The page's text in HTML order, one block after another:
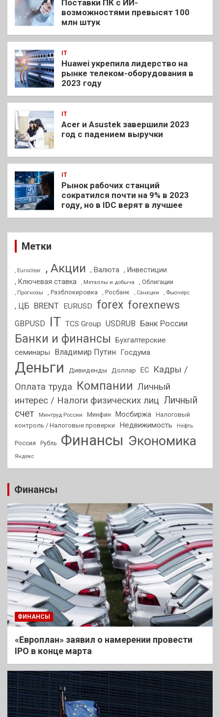
Поставки ПК с ИИ-
возможностями превысят 100
млн штук
IT
Huawei укрепила лидерство на
рынке телеком-оборудования в
2023 году
IT
Acer и Asustek завершили 2023
год с падением выручки
IT
Рынок рабочих станций
сократился почти на 9% в 2023
году, но в IDC верят в лучшее
Метки
, Euroclear , Акции , Валюта , Инвестиции
, Ключевая ставка
, Металлы и добыча , Облигации
, Прогнозы , Разблокировка , Росбанк , Санкции , Фьючерс
, ЦБ BRENT EURUSD forex forexnews
GBPUSD IT TCS Group USDRUB Банк России
Банки и финансы
Бухгалтерские
семинары
Владимир Путин Госдума
Деньги Дивиденды Доллар ЕС
Кадры /
Оплата труда Компании Личный
интерес / Налоги физических лиц Личный
счет
Минтруд России Минфин Мосбиржа Налоговый
контроль / Налоговые проверки
Недвижимость Нефть
Россия Рубль Финансы Экономика
Яндекс
Финансы
ФИНАНСЫ
«Европлан» заявил о намерении провести
IPO в конце марта